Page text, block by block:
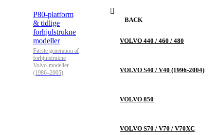
P80-platform
& tidlige
forhjulstrukne
modeller
Første generation af
forhjulstrukne
Volvo-modeller
(1986–2005)
BACK
VOLVO 440 / 460 / 480
VOLVO S40 / V40 (1996-2004)
VOLVO 850
VOLVO S70 / V70 / V70XC